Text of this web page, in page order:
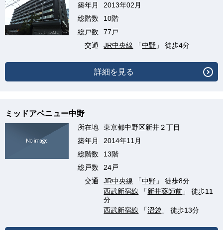
築年月
2013年02月
総階数
10階
総戸数
77戸
交通
JR中央線 「中野 」 徒歩4分
詳細を見る
ミッドアベニュー中野
所在地
東京都中野区新井２丁目
築年月
2014年11月
総階数
13階
総戸数
24戸
交通
JR中央線 「中野 」 徒歩8分
西武新宿線 「新井薬師前 」 徒歩11
分
西武新宿線 「沼袋 」 徒歩13分